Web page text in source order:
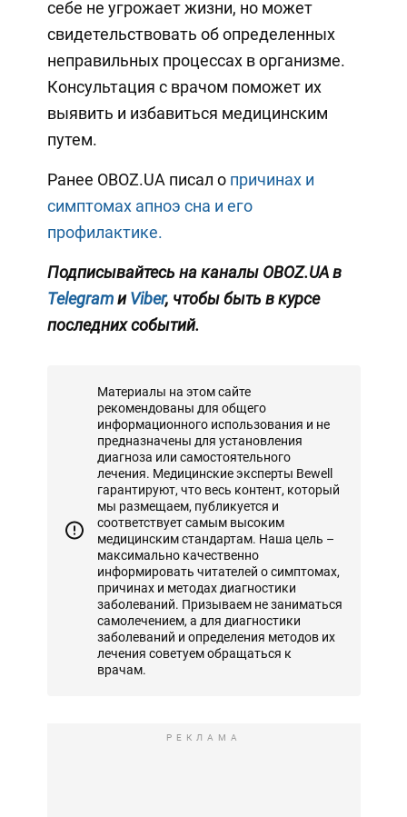
себе не угрожает жизни, но может
свидетельствовать об определенных
неправильных процессах в организме.
Консультация с врачом поможет их
выявить и избавиться медицинским
путем.
Ранее OBOZ.UA писал о причинах и
симптомах апноэ сна и его
профилактике.
Подписывайтесь на каналы OBOZ.UA в
TelegramиViber, чтобы быть в курсе
последних событий.
Материалы на этом сайте
рекомендованы для общего
информационного использования и не
предназначены для установления
диагноза или самостоятельного
лечения. Медицинские эксперты Bewell
гарантируют, что весь контент, который
мы размещаем, публикуется и
соответствует самым высоким
медицинским стандартам. Наша цель –
максимально качественно
информировать читателей о симптомах,
причинах и методах диагностики
заболеваний. Призываем не заниматься
самолечением, а для диагностики
заболеваний и определения методов их
лечения советуем обращаться к
врачам.
РЕКЛАМА